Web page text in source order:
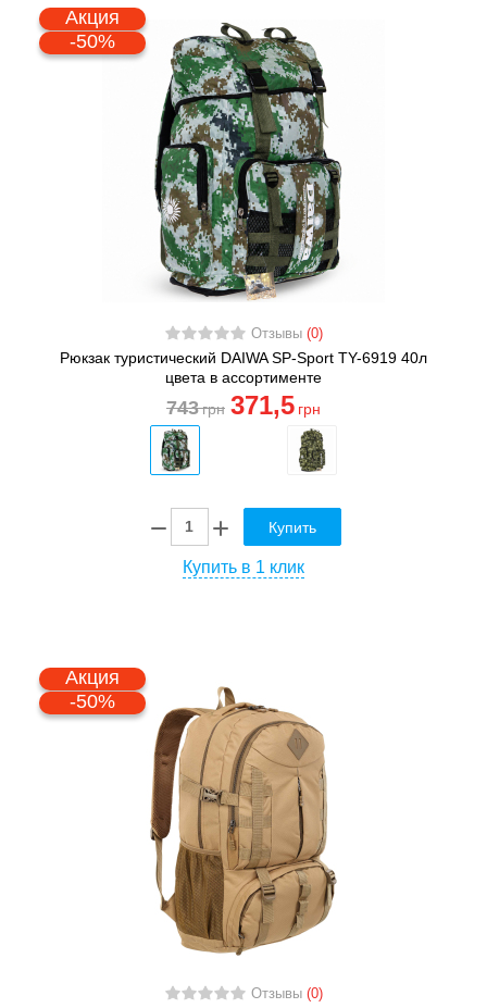
Акция
-50%
Отзывы (0)
Рюкзак туристический DAIWA SP-Sport TY-6919 40л
цвета в ассортименте
743грн 371,5 грн
Купить
Купить в 1 клик
Акция
-50%
Отзывы (0)